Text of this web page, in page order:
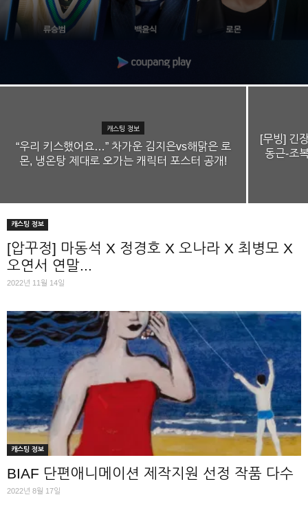
캐스팅 정보
“우리 키스했어요…” 차가운 김지은vs해맑은 로
몬, 냉온탕 제대로 오가는 캐릭터 포스터 공개!
[무빙] 긴
동근-조
캐스팅 정보
[압꾸정] 마동석 X 정경호 X 오나라 X 최병모 X
오연서 연말...
2022년 11월 14일
캐스팅 정보
BIAF 단편애니메이션 제작지원 선정 작품 다수
2022년 8월 17일